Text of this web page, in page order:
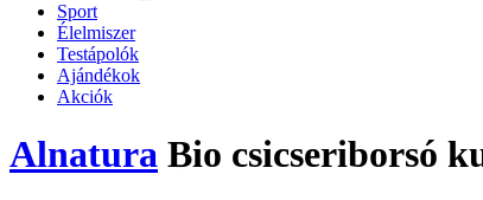
Sport
Élelmiszer
Testápolók
Ajándékok
Akciók
Alnatura Bio csicseriborsó